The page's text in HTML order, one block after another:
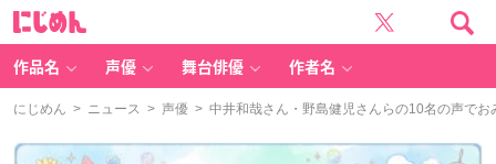
作品名 声優 舞台俳優 作者名
にじめん > ニュース > 声優 > 中井和哉さん・野島健児さんらの10名の声で